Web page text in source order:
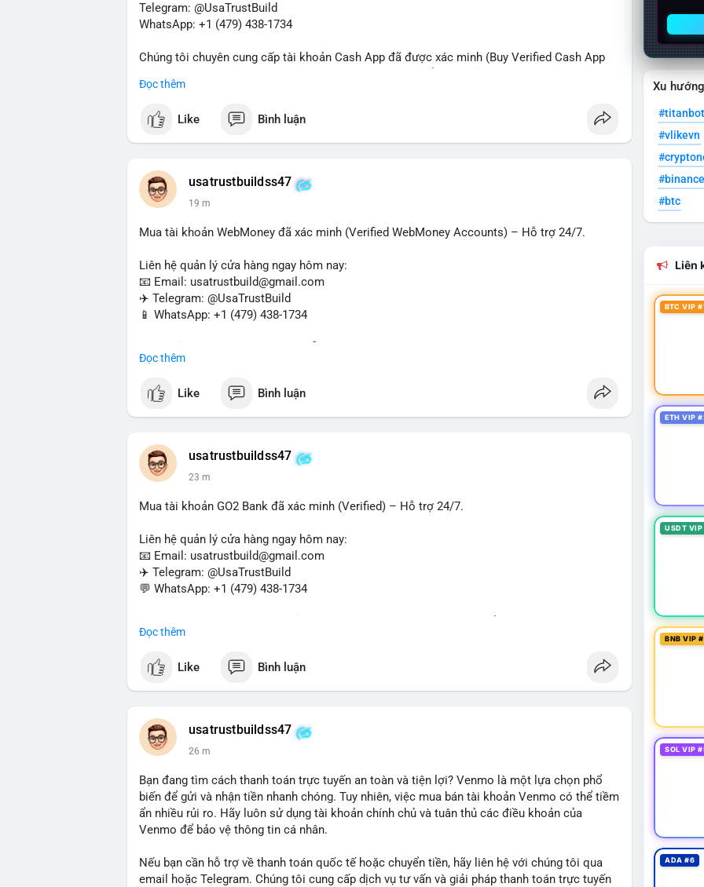
Telegram: @UsaTrustBuild
WhatsApp: +1 (479) 438-1734
Chúng tôi chuyên cung cấp tài khoản Cash App đã được xác minh (Buy Verified Cash App
toán USDT và các giao dịch tiền mặt tại Mỹ.
Liên hệ ngay để được tư vấn và hỗ trợ nhanh nhất!
#sendmoney
Đọc thêm
Like Bình luận
usatrustbuildss47
19 m
Mua tài khoản WebMoney đã xác minh (Verified WebMoney Accounts) – Hỗ trợ 24/7.
Liên hệ quản lý cửa hàng ngay hôm nay:
📧 Email: usatrustbuild@gmail.com
✈️ Telegram: @UsaTrustBuild
📱 WhatsApp: +1 (479) 438-1734
thanh toán trực tuyến, nhận tiền và chuyển tiền quốc tế.
#buyverifiedwebmoneyaccounts
#cashout
#sendmoney #trustbuild
Đọc thêm
Like Bình luận
usatrustbuildss47
23 m
Mua tài khoản GO2 Bank đã xác minh (Verified) – Hỗ trợ 24/7.
Liên hệ quản lý cửa hàng ngay hôm nay:
📧 Email: usatrustbuild@gmail.com
✈️ Telegram: @UsaTrustBuild
💬 WhatsApp: +1 (479) 438-1734
và thanh toán USDT.
#buyverifiedgo2bankaccounts #marketing
#sendmoney #mobiledeposit #pay #usdt
Đọc thêm
Like Bình luận
usatrustbuildss47
26 m
Bạn đang tìm cách thanh toán trực tuyến an toàn và tiện lợi? Venmo là một lựa chọn phổ
biến để gửi và nhận tiền nhanh chóng. Tuy nhiên, việc mua bán tài khoản Venmo có thể tiềm
ẩn nhiều rủi ro. Hãy luôn sử dụng tài khoản chính chủ và tuân thủ các điều khoản của
Venmo để bảo vệ thông tin cá nhân.
Nếu bạn cần hỗ trợ về thanh toán quốc tế hoặc chuyển tiền, hãy liên hệ với chúng tôi qua
email hoặc Telegram. Chúng tôi cung cấp dịch vụ tư vấn và giải pháp thanh toán trực tuyến
Xu
#titanbot
#vlikevn
#btc
Liên
BTC VIP
ETH VIP
USDT
BNB VIP
SOL VIP
ADA #6